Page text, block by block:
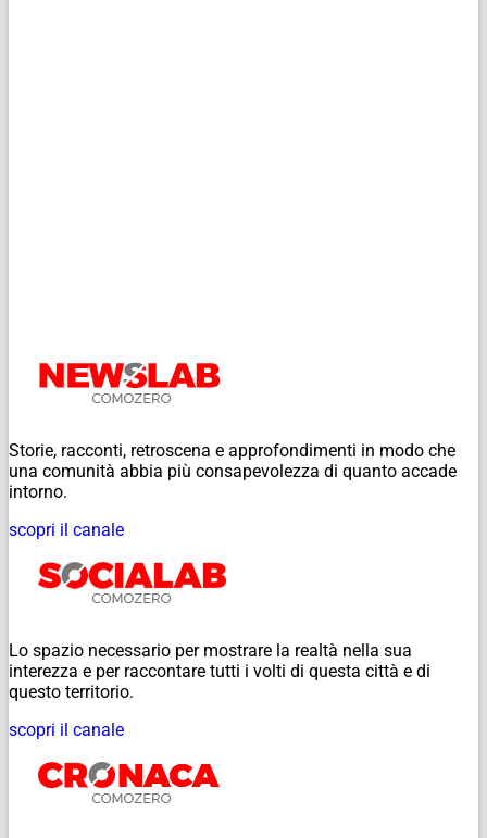
Storie, racconti, retroscena e approfondimenti in modo che
una comunità abbia più consapevolezza di quanto accade
intorno.
scopri il canale
Lo spazio necessario per mostrare la realtà nella sua
interezza e per raccontare tutti i volti di questa città e di
questo territorio.
scopri il canale